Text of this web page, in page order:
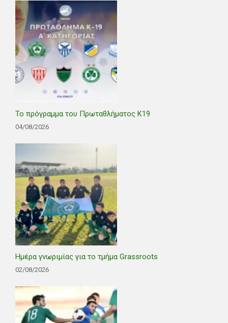
Το πρόγραμμα του Πρωταθλήματος Κ19
04/08/2026
Ημέρα γνωριμίας για το τμήμα Grassroots
02/08/2026